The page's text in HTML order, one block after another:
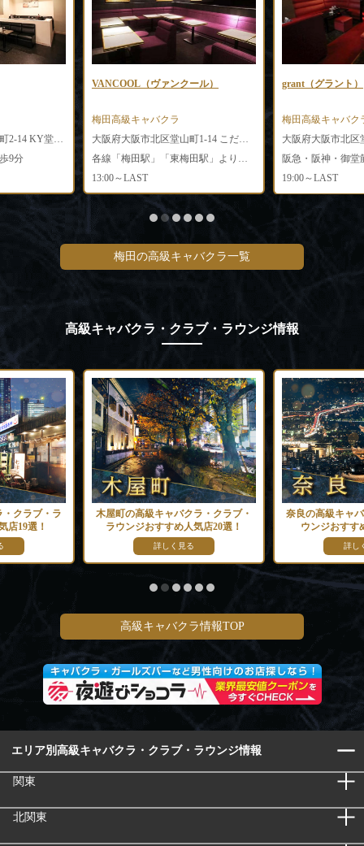
大阪府大阪市北区堂山町2-14 KY堂山ビル3F
9分
VANCOOL（ヴァンクール）
梅田高級キャバクラ
大阪府大阪市北区堂山町1-14 こだまレジャービルB2号
13:00～LAST
grant（グラント）
梅田高級キャバク
19:00～LAST
梅田の高級キャバクラ一覧
高級キャバクラ・クラブ・ラウンジ情報
クラブ・ラ
店19選！
木屋町の高級キャバクラ・クラブ・
ラウンジおすすめ人気店20選！
詳しく見る
奈良の高級キャ
ウンジおすす
詳し
高級キャバクラ情報TOP
エリア別高級キャバクラ・クラブ・ラウンジ情報
関東
北関東